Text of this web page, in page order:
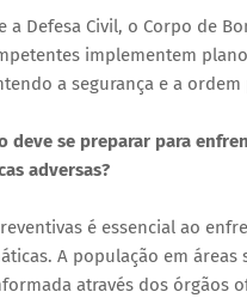
a Defesa Civil, o Corpo de
implementem
a segurança e a ordem
deve se preparar para
adversas?
é essencial ao
A população em áreas
através dos órgãos